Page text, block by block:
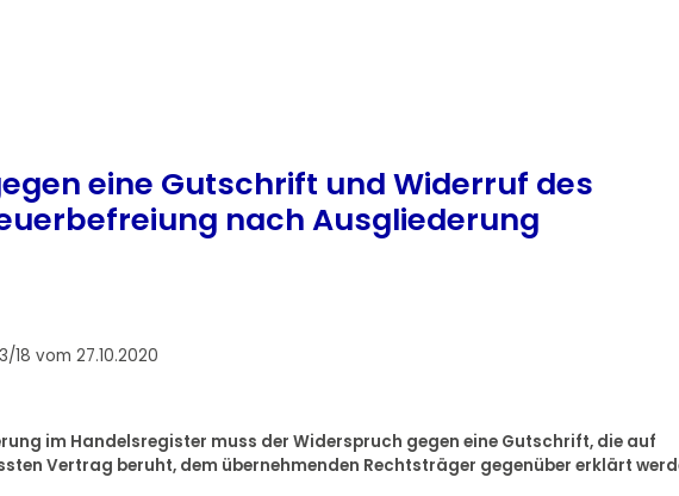
eine Gutschrift und Widerruf des
nach Ausgliederung
18 vom 27.10.2020
im Handelsregister muss der Widerspruch gegen eine Gutschrift, die auf
Vertrag beruht, dem übernehmenden Rechtsträger gegenüber erklärt